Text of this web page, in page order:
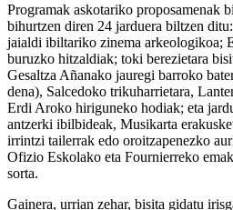
Programak askotariko proposamenak
bihurtzen diren 24 jarduera biltzen
jaialdi ibiltariko zinema arkeologikoa;
buruzko hitzaldiak; toki berezietara
Gesaltza Añanako jauregi barroko
dena), Salcedoko trikuharrietara,
Erdi Aroko hiriguneko hodiak; eta
antzerki ibilbideak, Musikarta
irrintzi tailerrak edo oroitzapenezko
Ofizio Eskolako eta Fournierreko
sorta.
Gainera, urrian zehar, bisita gidatu